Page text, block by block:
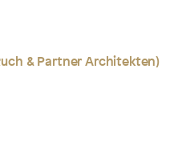
& Partner Architekten)